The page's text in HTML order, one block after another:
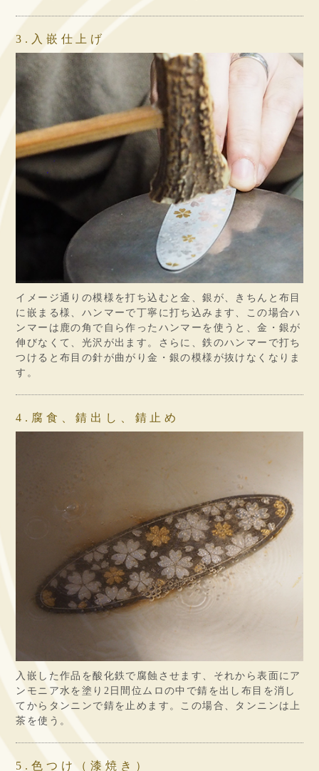
3.入嵌仕上げ
イメージ通りの模様を打ち込むと金、銀が、きちんと布目
に嵌まる様、ハンマーで丁寧に打ち込みます、この場合ハ
ンマーは鹿の角で自ら作ったハンマーを使うと、金・銀が
伸びなくて、光沢が出ます。さらに、鉄のハンマーで打ち
つけると布目の針が曲がり金・銀の模様が抜けなくなりま
す。
4.腐食、錆出し、錆止め
入嵌した作品を酸化鉄で腐蝕させます、それから表面にア
ンモニア水を塗り2日間位ムロの中で錆を出し布目を消し
てからタンニンで錆を止めます。この場合、タンニンは上
茶を使う。
5.色つけ（漆焼き）